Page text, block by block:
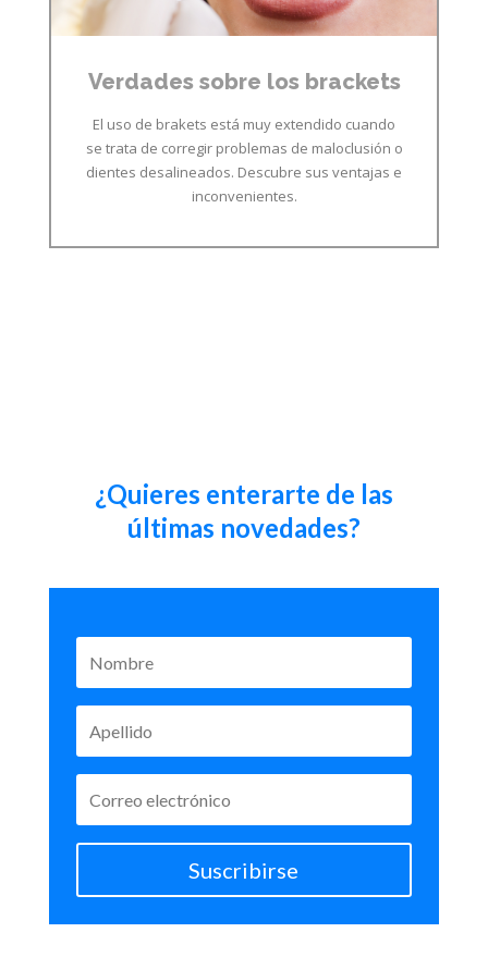
Verdades sobre los brackets
El uso de brakets está muy extendido cuando
se trata de corregir problemas de maloclusión o
dientes desalineados. Descubre sus ventajas e
inconvenientes.
¿Quieres enterarte de las
últimas novedades?
Suscribirse